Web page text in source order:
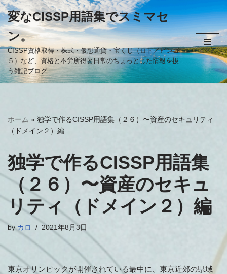
コ
ン
テ
ン
ツ
ッ
プ
変なCISSP用語集でスミマセ
ン。
CISSP資格取得・株式・仮想通貨・宝くじ（ロト／ビンゴ
５）など、資格と不労所得と日常のちょっとした情報を扱
う雑記ブログ
ホーム » 独学で作るCISSP用語集（２６）〜資産のセキュリティ
（ドメイン２）編
独学で作るCISSP用語集
（２６）〜資産のセキュ
リティ（ドメイン２）編
byカロ 2021年8月3日
東京オリンピックが開催されている最中に、東京近郊の県域